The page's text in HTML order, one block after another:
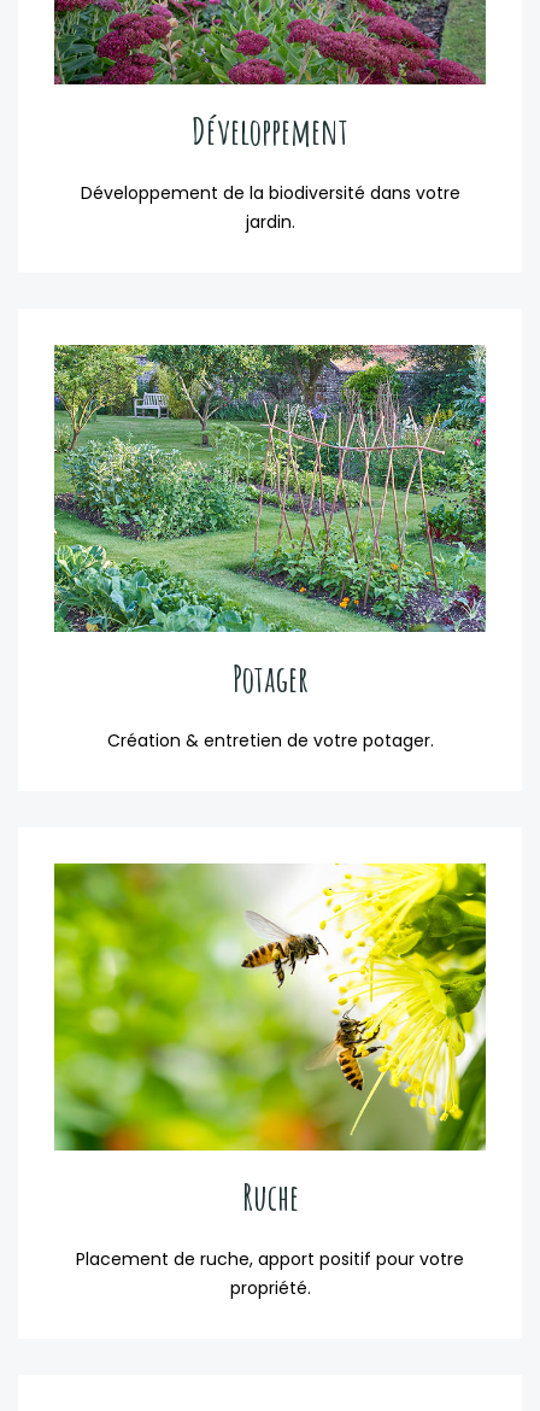
Développement
Développement de la biodiversité dans votre
jardin.
Potager
Création & entretien de votre potager.
Ruche
Placement de ruche, apport positif pour votre
propriété.